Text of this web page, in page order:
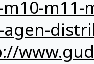
m10-
agen-